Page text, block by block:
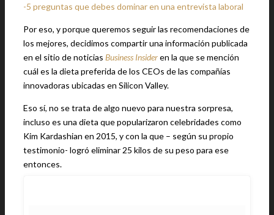
-5 preguntas que debes dominar en una entrevista laboral
Por eso, y porque queremos seguir las recomendaciones de
los mejores, decidimos compartir una información publicada
en el sitio de noticias Business Insideren la que se mención
cuál es la dieta preferida de los CEOs de las compañías
innovadoras ubicadas en Silicon Valley.
Eso sí, no se trata de algo nuevo para nuestra sorpresa,
incluso es una dieta que popularizaron celebridades como
Kim Kardashian en 2015, y con la que – según su propio
testimonio- logró eliminar 25 kilos de su peso para ese
entonces.